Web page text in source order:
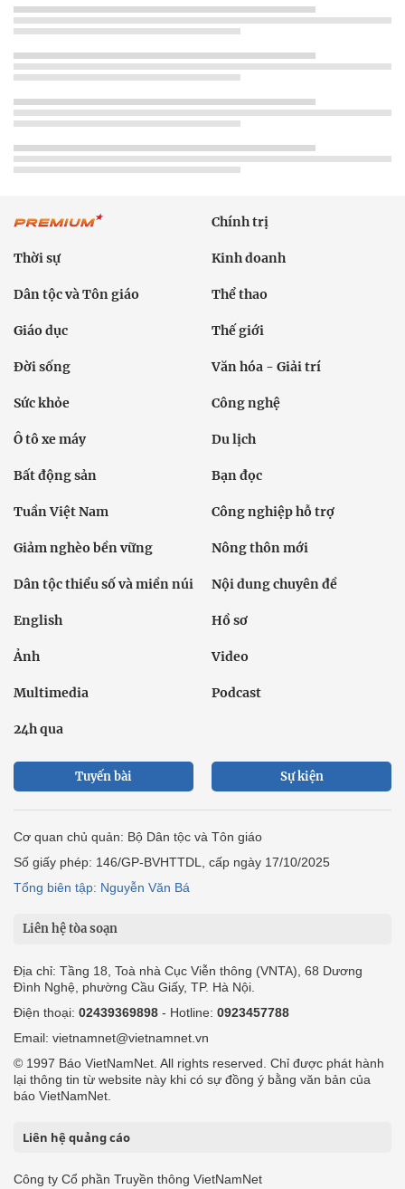
Chính trị
Thời sự Kinh doanh
Dân tộc và Tôn giáo Thể thao
Giáo dục Thế giới
Đời sống Văn hóa - Giải trí
Sức khỏe Công nghệ
Ô tô xe máy Du lịch
Bất động sản Bạn đọc
Tuần Việt Nam Công nghiệp hỗ trợ
Giảm nghèo bền vững Nông thôn mới
Dân tộc thiểu số và miền núi Nội dung chuyên đề
English Hồ sơ
Ảnh Video
Multimedia Podcast
24h qua
Tuyến bài Sự kiện
Cơ quan chủ quản: Bộ Dân tộc và Tôn giáo
Số giấy phép: 146/GP-BVHTTDL, cấp ngày 17/10/2025
Tổng biên tập: Nguyễn Văn Bá
Liên hệ tòa soạn
Địa chỉ: Tầng 18, Toà nhà Cục Viễn thông (VNTA), 68 Dương
Đình Nghệ, phường Cầu Giấy, TP. Hà Nội.
Điện thoại: 02439369898 - Hotline: 0923457788
Email: vietnamnet@vietnamnet.vn
© 1997 Báo VietNamNet. All rights reserved. Chỉ được phát hành
lại thông tin từ website này khi có sự đồng ý bằng văn bản của
báo VietNamNet.
Liên hệ quảng cáo
Công ty Cổ phần Truyền thông VietNamNet